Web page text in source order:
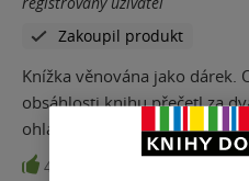
Zakoupil produkt
Knížka věnována jako dárek.
obsáhlosti knihu přečetl za
ohlas.
4